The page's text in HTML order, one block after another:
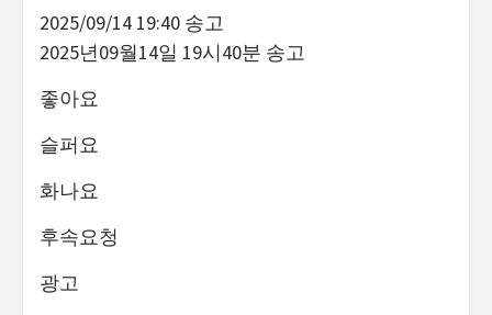
2025/09/14 19:40 송고
2025년09월14일 19시40분 송고
좋아요
슬퍼요
화나요
후속요청
광고